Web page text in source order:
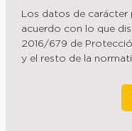
Los datos de carácter
acuerdo con lo que
2016/679 de
y el resto de la